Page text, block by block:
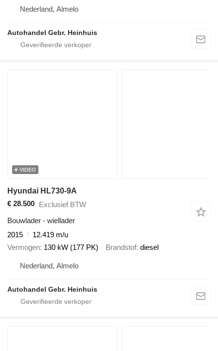
Nederland, Almelo
Autohandel Gebr. Heinhuis
VIDEO
Hyundai HL730-9A
€ 28.500 Exclusief BTW
Bouwlader - wiellader
2015
12.419 m/u
Vermogen 130 kW (177 PK) Brandstof diesel
Nederland, Almelo
Autohandel Gebr. Heinhuis